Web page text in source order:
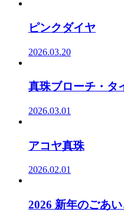
ピンクダイヤ
2026.03.20
真珠ブローチ・タ
2026.03.01
アコヤ真珠
2026.02.01
2026 新年のごあ